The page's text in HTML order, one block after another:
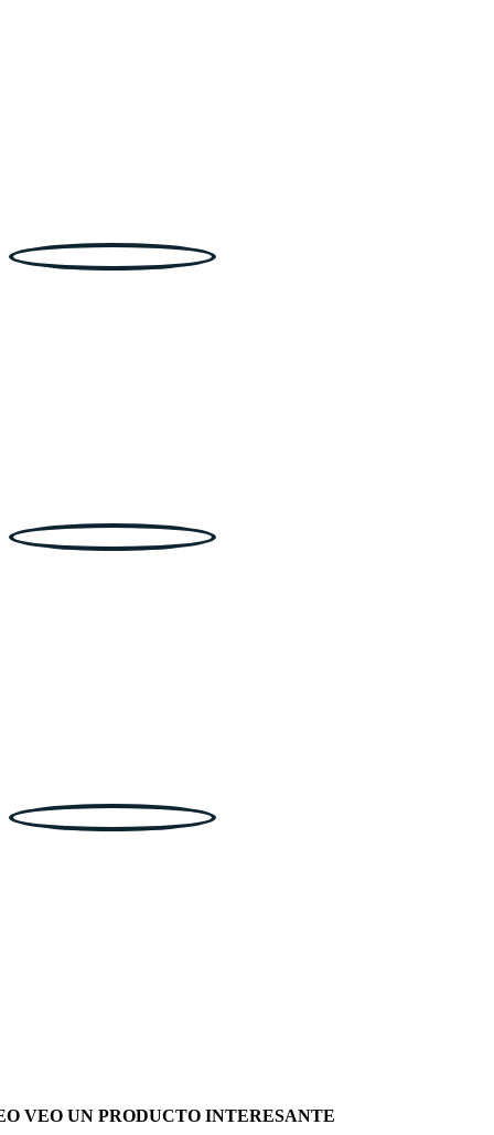
VEO UN PRODUCTO INTERESANTE